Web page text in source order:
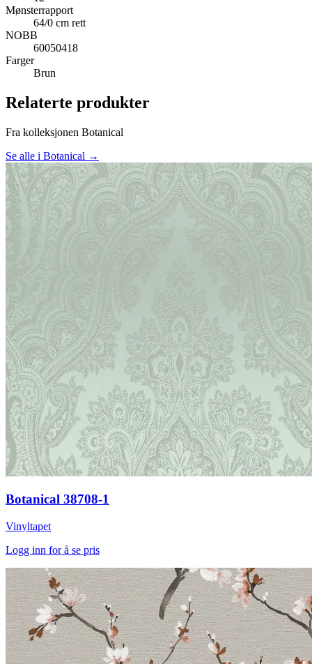
Mønsterrapport
64/0 cm rett
NOBB
60050418
Farger
Brun
Relaterte produkter
Fra kolleksjonen Botanical
Se alle i Botanical →
Botanical 38708-1
Vinyltapet
Logg inn for å se pris